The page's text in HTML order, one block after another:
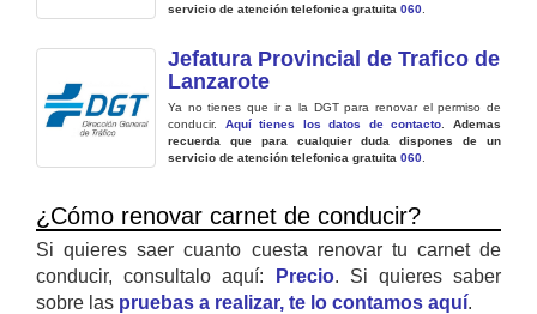
servicio de atención telefonica gratuita 060
Jefatura Provincial de Trafico de
Lanzarote
Ya no tienes que ir a la DGT para renovar el permiso de
conducir. Aquí tienes los datos de contacto .Ademas
recuerda que para cualquier duda dispones de un
servicio de atención telefonica gratuita 060
¿Cómo renovar carnet de conducir?
Si quieres saer cuanto cuesta renovar tu carnet de
conducir, consultalo aquí:
Precio. Si quieres saber
sobre las pruebas a realizar, te lo contamos aquí.